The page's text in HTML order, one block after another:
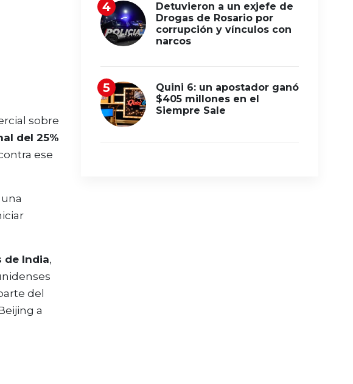
sobre
del 25%
ese
una
de India,
del
a
Detuvieron a un exjefe de
Drogas de Rosario por
corrupción y vínculos con
narcos
Quini 6: un apostador ganó
$405 millones en el
Siempre Sale